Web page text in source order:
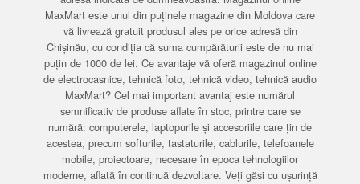
MaxMart este unul din puținele magazine din Moldova care
vă livrează gratuit produsul ales pe orice adresă din
Chișinău, cu condiția că suma cumpărăturii este de nu mai
puțin de 1000 de lei. Ce avantaje vă oferă magazinul online
de electrocasnice, tehnică foto, tehnică video, tehnică audio
MaxMart? Cel mai important avantaj este numărul
semnificativ de produse aflate în stoc, printre care se
numără: computerele, laptopurile și accesoriile care țin de
acestea, precum softurile, tastaturile, cablurile, telefoanele
mobile, proiectoare, necesare în epoca tehnologiilor
moderne, aflată în continuă dezvoltare. Veți găsi cu ușurință